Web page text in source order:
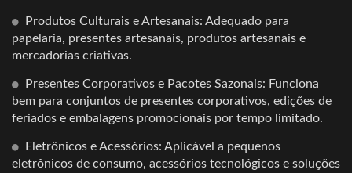
Produtos Culturais e Artesanais: Adequado para
papelaria, presentes artesanais, produtos artesanais e
mercadorias criativas.
Presentes Corporativos e Pacotes Sazonais: Funciona
bem para conjuntos de presentes corporativos, edições de
feriados e embalagens promocionais por tempo limitado.
Eletrônicos e Acessórios: Aplicável a pequenos
eletrônicos de consumo, acessórios tecnológicos e soluções